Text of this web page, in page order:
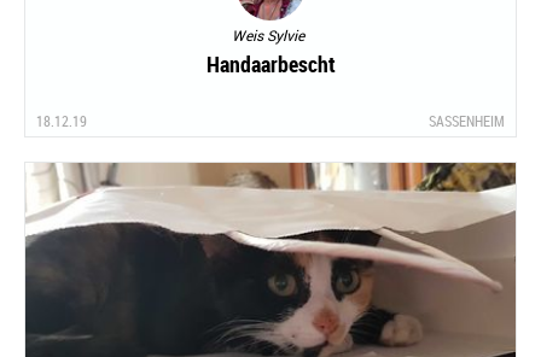
Weis Sylvie
Handaarbescht
18.12.19 SASSENHEIM